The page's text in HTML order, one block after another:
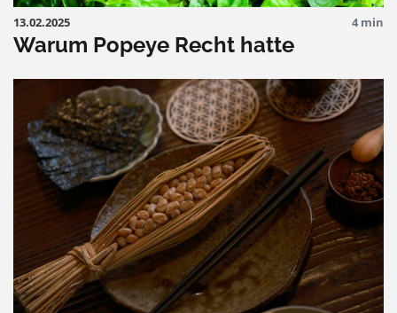
13.02.2025 4 min
Warum Popeye Recht hatte